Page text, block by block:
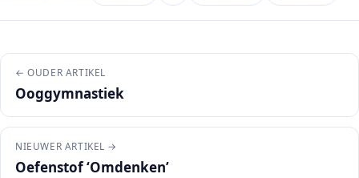
← OUDER ARTIKEL
Ooggymnastiek
NIEUWER ARTIKEL →
Oefenstof ‘Omdenken’